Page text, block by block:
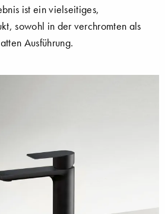
ist ein vielseitiges,
sowohl in der verchromten als
Ausführung.